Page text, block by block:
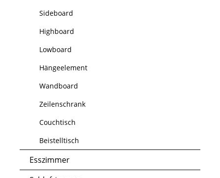
Sideboard
Highboard
Lowboard
Hängeelement
Wandboard
Zeilenschrank
Couchtisch
Beistelltisch
Esszimmer